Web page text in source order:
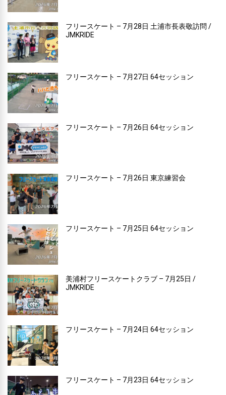
フリースケート – 7月28日 土浦市長表敬訪問 /
JMKRIDE
フリースケート – 7月27日 64セッション
フリースケート – 7月26日 64セッション
フリースケート – 7月26日 東京練習会
フリースケート – 7月25日 64セッション
美浦村フリースケートクラブ – 7月25日 /
JMKRIDE
フリースケート – 7月24日 64セッション
フリースケート – 7月23日 64セッション